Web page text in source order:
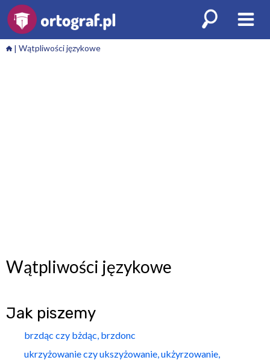
Wątpliwości językowe
Wątpliwości językowe
Jak piszemy
brzdąc czy bżdąc, brzdonc
ukrzyżowanie czy ukszyżowanie, ukżyrzowanie,